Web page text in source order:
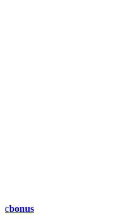
cbonus